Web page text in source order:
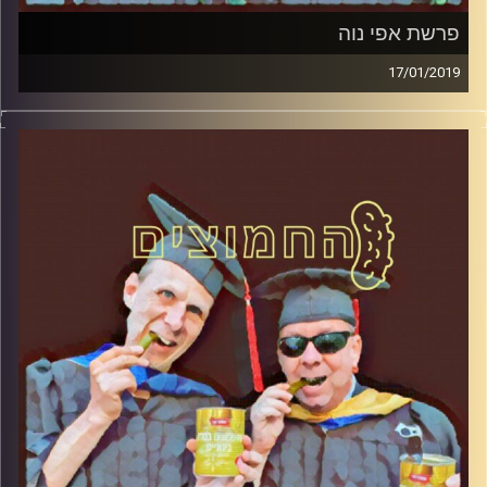
פרשת אפי נוה
17/01/2019
פרופסור בועז בן-דוד ופרופסור גלעד הירשברגר
קרדיט תמונות:AudioVersity